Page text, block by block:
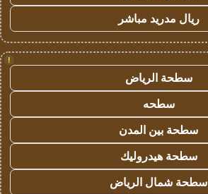
ريال مدريد مباشر
!
سطحة الرياض
سطحه
سطحة بين المدن
سطحة هيدروليك
سطحة شمال الرياض